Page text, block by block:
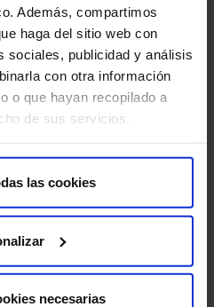
Además, compartimos
haga del sitio web con
sociales, publicidad y análisis
con otra información
o que hayan recopilado a
de sus servicios.
las cookies
necesarias